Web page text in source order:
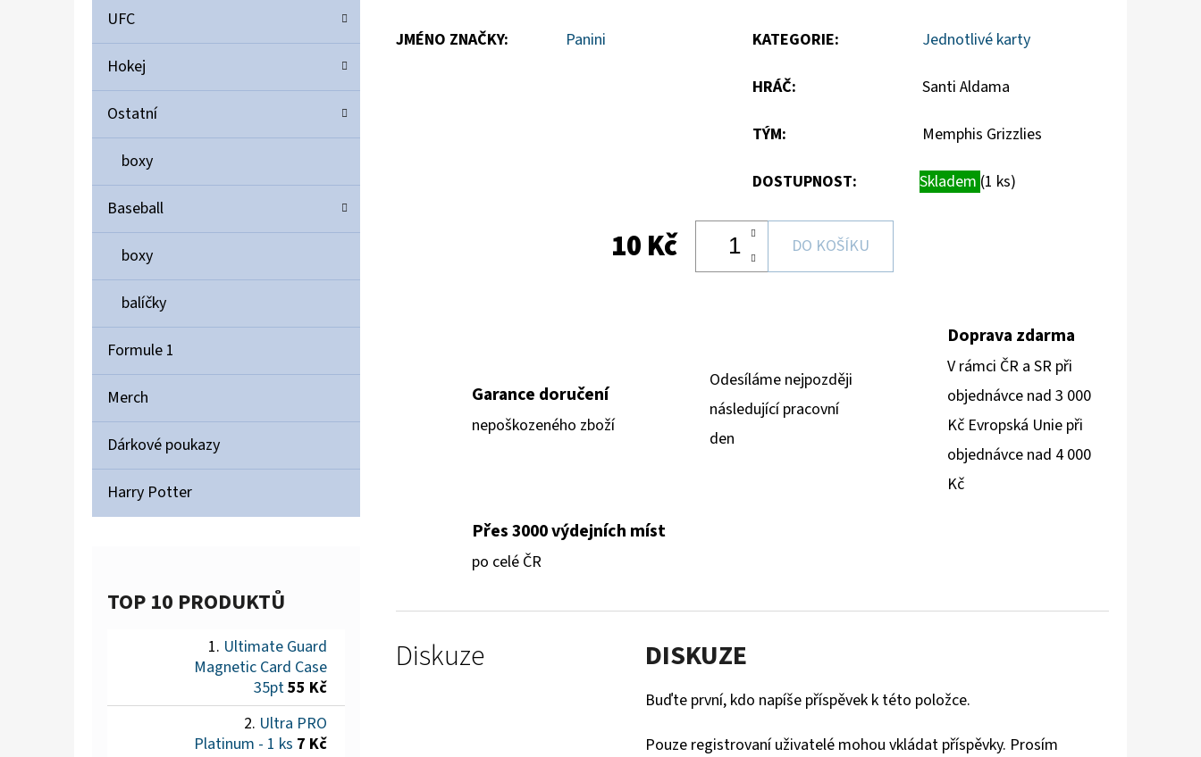
UFC
Hokej
Ostatní
boxy
Baseball
boxy
balíčky
Formule 1
Merch
Dárkové poukazy
Harry Potter
TOP 10 PRODUKTŮ
Ultimate Guard
Magnetic Card Case
35pt55 Kč
Ultra PRO
Platinum - 1 ks 7 Kč
5
JMÉNO ZNAČKY: Panini KATEGORIE: Jednotlivé karty
HRÁČ: Santi Aldama
TÝM: Memphis Grizzlies
DOSTUPNOST: Skladem (1 ks)
10 Kč DO KOŠÍKU
Garance doručení
nepoškozeného zboží
Odesíláme nejpozději
následující pracovní
den
Doprava zdarma
V rámci ČR a SR při
objednávce nad 3 000
Kč Evropská Unie při
objednávce nad 4 000
Kč
Přes 3000 výdejních míst
po celé ČR
Diskuze DISKUZE
Buďte první, kdo napíše příspěvek k této položce.
Pouze registrovaní uživatelé mohou vkládat příspěvky. Prosím